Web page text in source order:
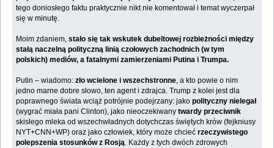
tego doniosłego faktu praktycznie nikt nie komentował i temat wyczerpał
się w minutę.
Moim zdaniem,stało się tak wskutek dubeltowej rozbieżności między
stałą naczelną polityczną linią czołowych zachodnich (w tym
polskich) mediów, a fatalnymi zamierzeniami Putina i Trumpa.
Putin – wiadomo: zło wcielone i wszechstronne, a kto powie o nim
jedno marne dobre słowo, ten agent i zdrajca. Trump z kolei jest dla
poprawnego świata wciąż potrójnie podejrzany: jakopolityczny nielegał
(wygrać miała pani Clinton), jako nieoczekiwanytwardy przeciwnik
skisłego mleka od wszechwładnych dotychczas świętych krów (fejkniusy
NYT+CNN+WP) oraz jako człowiek, który może chciećrzeczywistego
polepszenia stosunków z Rosją. Każdy z tych dwóch zdrowych